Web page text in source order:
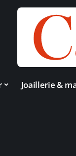
Joaillerie &